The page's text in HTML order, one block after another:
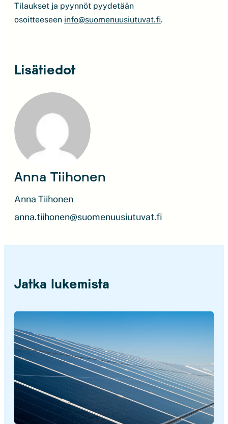
Tilaukset ja pyynnöt pyydetään
osoitteeseen info@suomenuusiutuvat.fi.
Lisätiedot
Anna Tiihonen
Anna Tiihonen
anna.tiihonen@suomenuusiutuvat.fi
Jatka lukemista